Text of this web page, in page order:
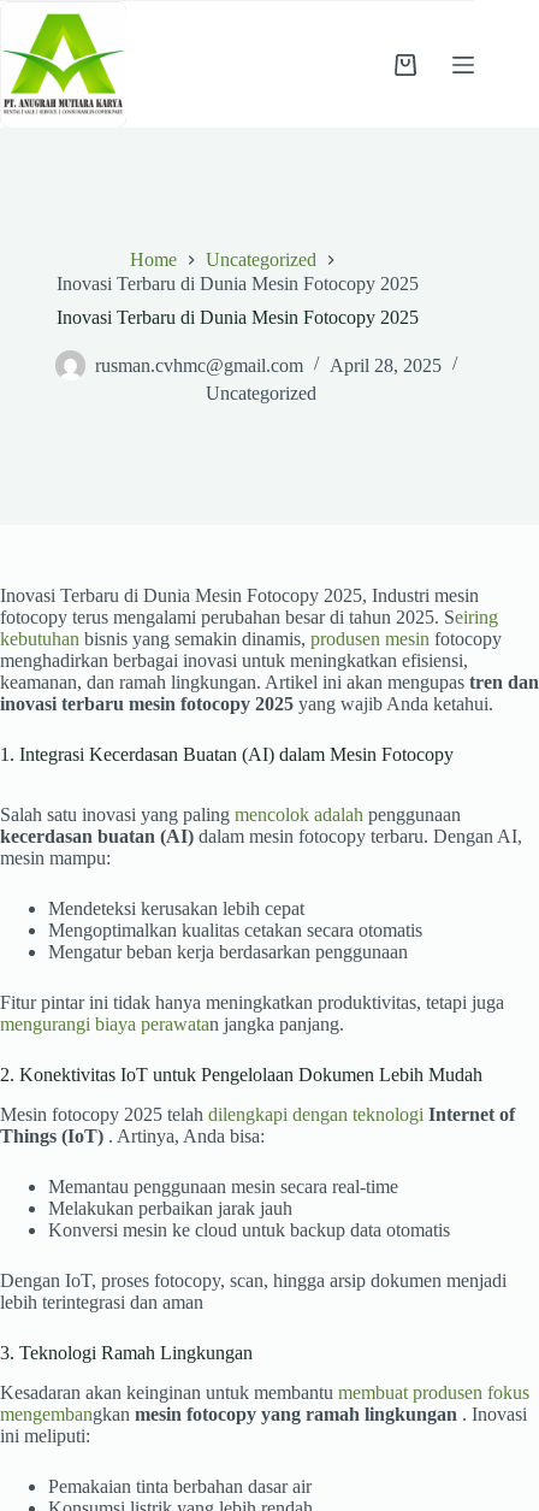
content
Shopping
Home
Uncategorized
Inovasi Terbaru di Dunia Mesin Fotocopy 2025
Inovasi Terbaru di Dunia Mesin Fotocopy 2025
rusman.cvhmc@gmail.com
April 28, 2025
Uncategorized
Inovasi Terbaru di Dunia Mesin Fotocopy 2025, Industri mesin
fotocopy terus mengalami perubahan besar di tahun 2025. Seiring
kebutuhan bisnis yang semakin dinamis, produsen mesin fotocopy
menghadirkan berbagai inovasi untuk meningkatkan efisiensi,
keamanan, dan ramah lingkungan. Artikel ini akan mengupas tren dan
inovasi terbaru mesin fotocopy 2025 yang wajib Anda ketahui.
1. Integrasi Kecerdasan Buatan (AI) dalam Mesin Fotocopy
Salah satu inovasi yang paling mencolok adalah penggunaan
kecerdasan buatan (AI) dalam mesin fotocopy terbaru. Dengan AI,
mesin mampu:
Mendeteksi kerusakan lebih cepat
Mengoptimalkan kualitas cetakan secara otomatis
Mengatur beban kerja berdasarkan penggunaan
Fitur pintar ini tidak hanya meningkatkan produktivitas, tetapi juga
mengurangi biaya perawatan jangka panjang.
2. Konektivitas IoT untuk Pengelolaan Dokumen Lebih Mudah
Mesin fotocopy 2025 telah dilengkapi dengan teknologi Internet of
Things (IoT) . Artinya, Anda bisa:
Memantau penggunaan mesin secara real-time
Melakukan perbaikan jarak jauh
Konversi mesin ke cloud untuk backup data otomatis
Dengan IoT, proses fotocopy, scan, hingga arsip dokumen menjadi
lebih terintegrasi dan aman
3. Teknologi Ramah Lingkungan
Kesadaran akan keinginan untuk membantu membuat produsen fokus
mengembangkan mesin fotocopy yang ramah lingkungan . Inovasi
ini meliputi:
Pemakaian tinta berbahan dasar air